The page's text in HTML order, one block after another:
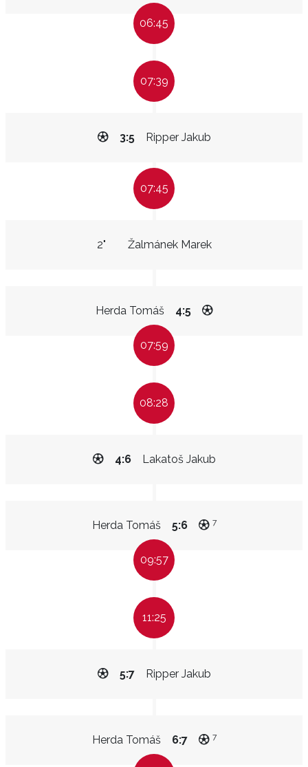
06:45
07:39
Ripper Jakub
3:5
07:45
Žalmánek Marek
2"
Herda Tomáš 4:5
07:59
08:28
Lakatoš Jakub
4:6
Herda Tomáš 5:6 7
09:57
11:25
Ripper Jakub
5:7
Herda Tomáš 6:7 7